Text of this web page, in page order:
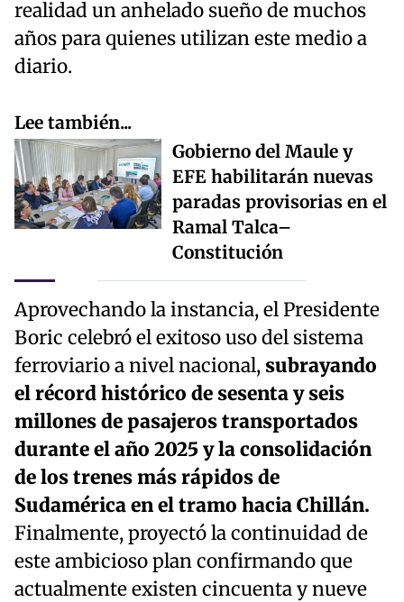
realidad un anhelado sueño de muchos
años para quienes utilizan este medio a
diario.
Lee también...
Gobierno del Maule y
EFE habilitarán nuevas
paradas provisorias en el
Ramal Talca–
Constitución
Aprovechando la instancia, el Presidente
Boric celebró el exitoso uso del sistema
ferroviario a nivel nacional, subrayando
el récord histórico de sesenta y seis
millones de pasajeros transportados
durante el año 2025 y la consolidación
de los trenes más rápidos de
Sudamérica en el tramo hacia Chillán.
Finalmente, proyectó la continuidad de
este ambicioso plan confirmando que
actualmente existen cincuenta y nueve